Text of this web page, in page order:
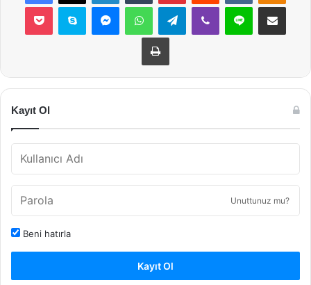
Pocket Skype MessengerWhatsAppTelegramViber Line E-Posta ile
Yazdır
Kayıt Ol
Unuttunuz mu?
Beni hatırla
Kayıt Ol